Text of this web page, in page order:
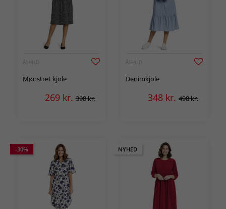
ÅSHILD
Mønstret kjole
269 kr. 398 kr.
ÅSHILD
Denimkjole
348 kr. 498 kr.
-30% NYHED